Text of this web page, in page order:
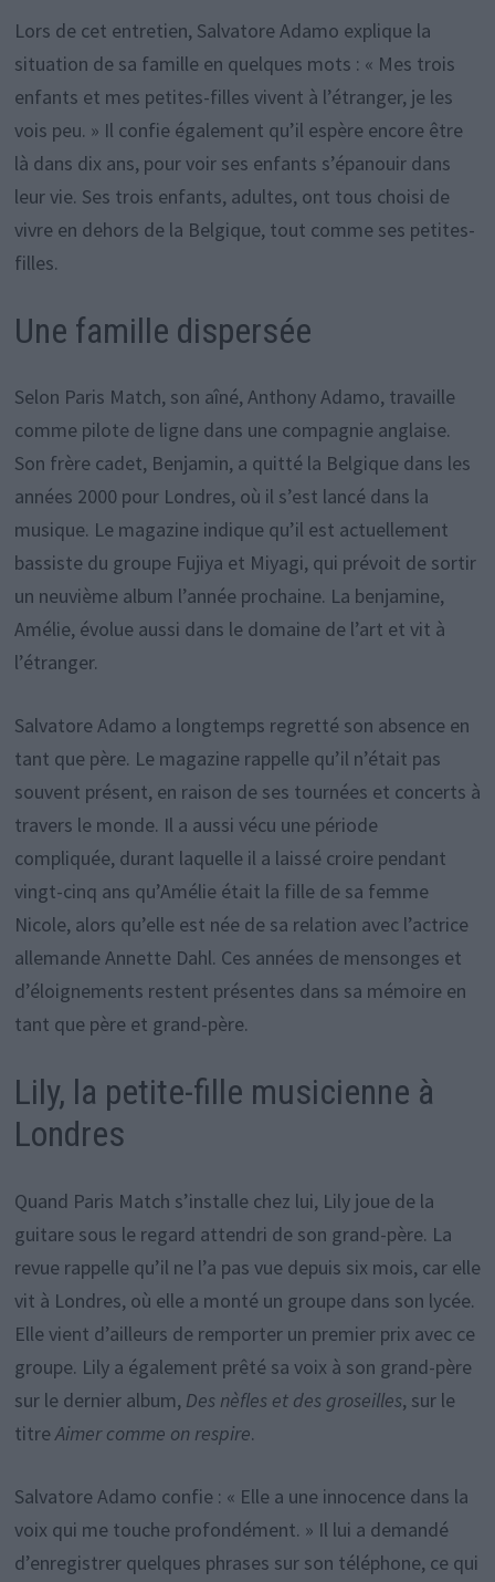
Lors de cet entretien, Salvatore Adamo explique la
situation de sa famille en quelques mots : « Mes trois
enfants et mes petites-filles vivent à l’étranger, je les
vois peu. » Il confie également qu’il espère encore être
là dans dix ans, pour voir ses enfants s’épanouir dans
leur vie. Ses trois enfants, adultes, ont tous choisi de
vivre en dehors de la Belgique, tout comme ses petites-
filles.
Une famille dispersée
Selon Paris Match, son aîné, Anthony Adamo, travaille
comme pilote de ligne dans une compagnie anglaise.
Son frère cadet, Benjamin, a quitté la Belgique dans les
années 2000 pour Londres, où il s’est lancé dans la
musique. Le magazine indique qu’il est actuellement
bassiste du groupe Fujiya et Miyagi, qui prévoit de sortir
un neuvième album l’année prochaine. La benjamine,
Amélie, évolue aussi dans le domaine de l’art et vit à
l’étranger.
Salvatore Adamo a longtemps regretté son absence en
tant que père. Le magazine rappelle qu’il n’était pas
souvent présent, en raison de ses tournées et concerts à
travers le monde. Il a aussi vécu une période
compliquée, durant laquelle il a laissé croire pendant
vingt-cinq ans qu’Amélie était la fille de sa femme
Nicole, alors qu’elle est née de sa relation avec l’actrice
allemande Annette Dahl. Ces années de mensonges et
d’éloignements restent présentes dans sa mémoire en
tant que père et grand-père.
Lily, la petite-fille musicienne à
Londres
Quand Paris Match s’installe chez lui, Lily joue de la
guitare sous le regard attendri de son grand-père. La
revue rappelle qu’il ne l’a pas vue depuis six mois, car elle
vit à Londres, où elle a monté un groupe dans son lycée.
Elle vient d’ailleurs de remporter un premier prix avec ce
groupe. Lily a également prêté sa voix à son grand-père
sur le dernier album, Des nèfles et des groseilles, sur le
titreAimer comme on respire.
Salvatore Adamo confie : « Elle a une innocence dans la
voix qui me touche profondément. » Il lui a demandé
d’enregistrer quelques phrases sur son téléphone, ce qui